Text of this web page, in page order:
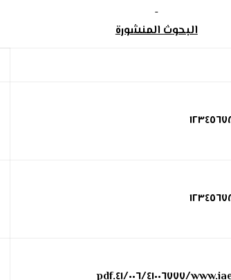
البحوث المنشورة